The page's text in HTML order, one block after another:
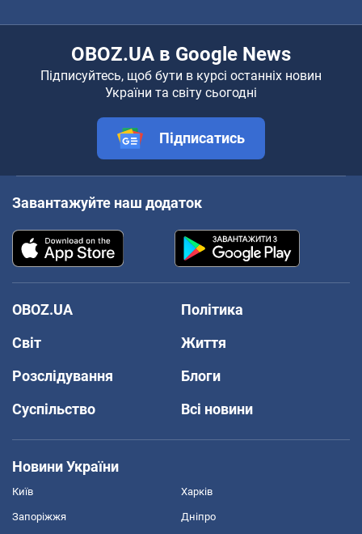
OBOZ.UA в Google News
Підписуйтесь, щоб бути в курсі останніх новин
України та світу сьогодні
Підписатись
Завантажуйте наш додаток
OBOZ.UA
Політика
Світ
Життя
Розслідування
Блоги
Суспільство
Всі новини
Новини України
Київ Харків
Запоріжжя Дніпро